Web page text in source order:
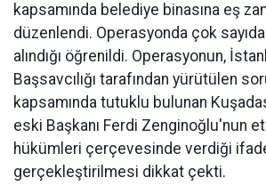
kapsamında belediye binasına eş
düzenlendi. Operasyonda çok
alındığı öğrenildi. Operasyonun,
Başsavcılığı tarafından yürütülen
kapsamında tutuklu bulunan
eski Başkanı Ferdi Zenginoğlu'nun
hükümleri çerçevesinde verdiği
gerçekleştirilmesi dikkat çekti.